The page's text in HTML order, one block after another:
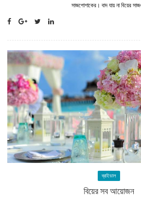
সাজপোশাকের। বাদ যায় না বিয়ের
ব্রাইডাল
বিয়ের সব আয়োজন